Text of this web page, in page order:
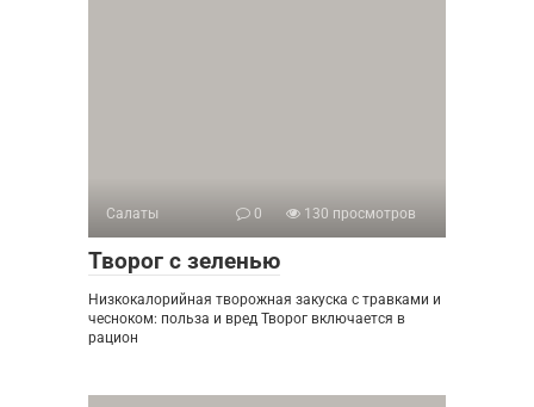
Салаты 0 130 просмотров
Творог с зеленью
Низкокалорийная творожная закуска с травками и
чесноком: польза и вред Творог включается в
рацион